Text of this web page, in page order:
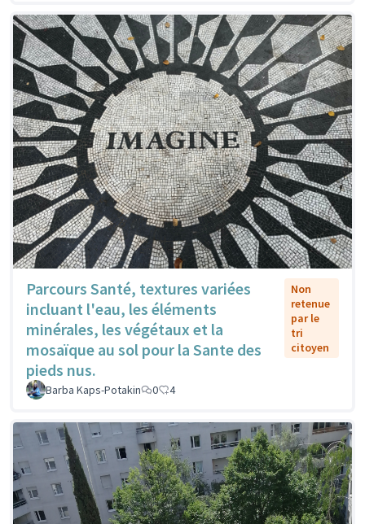
Parcours Santé, textures variées
incluant l'eau, les éléments
minérales, les végétaux et la
mosaïque au sol pour la Sante des
pieds nus.
Non
retenue
par le
tri
citoyen
Barba Kaps-Potakin 0 4